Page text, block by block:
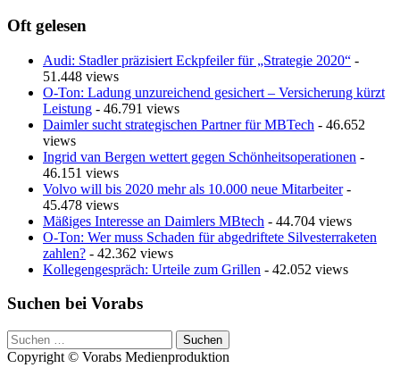
Oft gelesen
Audi: Stadler präzisiert Eckpfeiler für „Strategie 2020“ -
51.448 views
O-Ton: Ladung unzureichend gesichert – Versicherung kürzt
Leistung - 46.791 views
Daimler sucht strategischen Partner für MBTech - 46.652
views
Ingrid van Bergen wettert gegen Schönheitsoperationen -
46.151 views
Volvo will bis 2020 mehr als 10.000 neue Mitarbeiter-
45.478 views
Mäßiges Interesse an Daimlers MBtech - 44.704 views
O-Ton: Wer muss Schaden für abgedriftete Silvesterraketen
zahlen? - 42.362 views
Kollegengespräch: Urteile zum Grillen - 42.052 views
Suchen bei Vorabs
Suchen
nach:
Copyright © Vorabs Medienproduktion